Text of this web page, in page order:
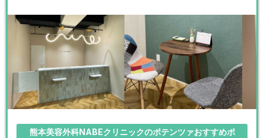
熊本美容外科NABEクリニックのポテンツァおすすめポ